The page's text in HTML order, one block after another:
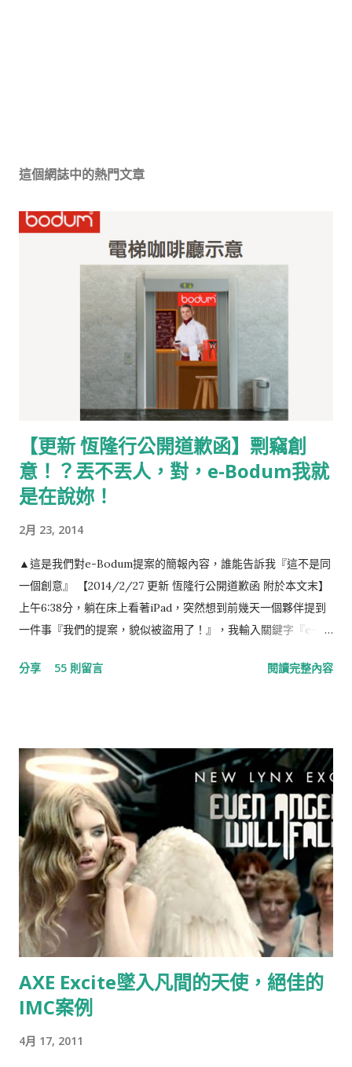
這個網誌中的熱門文章
【更新 恆隆行公開道歉函】剽竊創
意！？丟不丟人，對，e-Bodum我就
是在說妳！
2月 23, 2014
▲這是我們對e-Bodum提案的簡報內容，誰能告訴我『這不是同
一個創意』 【2014/2/27 更新 恆隆行公開道歉函 附於本文末】
上午6:38分，躺在床上看著iPad，突然想到前幾天一個夥伴提到
一件事『我們的提案，貌似被盜用了！』，我輸入關鍵字『e-
出，這就是我們對e-Bodum提案的內容。提案，我們沒有收到任
子時有所聞，但想不到走到21世紀的今天，台灣還存有如此明目
張膽，不尊重創意，毫不掩飾的整碗捧去的公司，這已經不是
“偷”，而是“搶劫”！ ▲ 資料來源：Now News 記者：彭夢竺 。
標題：世界最小咖啡館在電梯裡
分享 55 則留言 閱讀完整內容
AXE Excite墜入凡間的天使，絕佳的
IMC案例
4月 17, 2011